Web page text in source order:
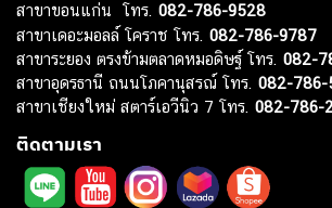
สาขาขอนแก่น โทร. 082-786-9528
สาขาเดอะมอลล์ โคราช โทร. 082-786-9787
สาขาระยอง ตรงข้ามตลาดหมอดิษฐ์ โทร. 082-
สาขาอุดรธานี ถนนโภคานุสรณ์ โทร. 082-786-
สาขาเชียงใหม่ สตาร์เอวีนิว 7 โทร. 082-786-
ติดตามเรา